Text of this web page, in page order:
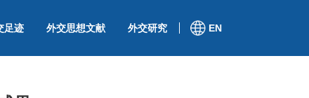
足迹 外交思想文献 外交研究 EN